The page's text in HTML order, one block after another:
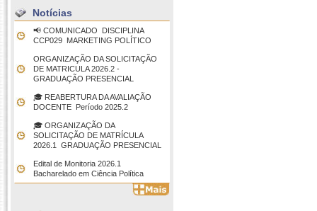
Notícias
📢 COMUNICADO  DISCIPLINA
CCP029  MARKETING POLÍTICO
ORGANIZAÇÃO DA SOLICITAÇÃO
DE MATRICULA 2026.2 -
GRADUAÇÃO PRESENCIAL
🎓 REABERTURA DA AVALIAÇÃO
DOCENTE  Período 2025.2
🎓 ORGANIZAÇÃO DA
SOLICITAÇÃO DE MATRÍCULA
2026.1  GRADUAÇÃO PRESENCIAL
Edital de Monitoria 2026.1 
Bacharelado em Ciência Política